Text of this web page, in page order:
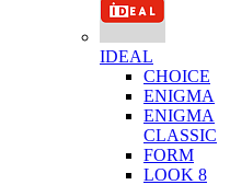
IDEAL
CHOICE
ENIGMA
ENIGMA
CLASSIC
FORM
LOOK 8